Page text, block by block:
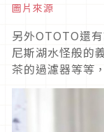
圖片來源
另外OTOTO還
尼斯湖水怪般的
茶的過濾器等等